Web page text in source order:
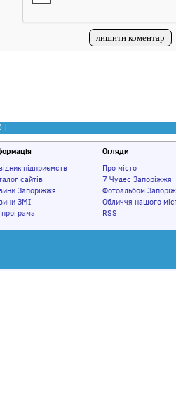
|
підприємств
сайтів
Запоріжжя
ЗМІ
Огляди
Про місто
7 Чудес Запоріжжя
Фотоальбом
Обличчя нашого
RSS